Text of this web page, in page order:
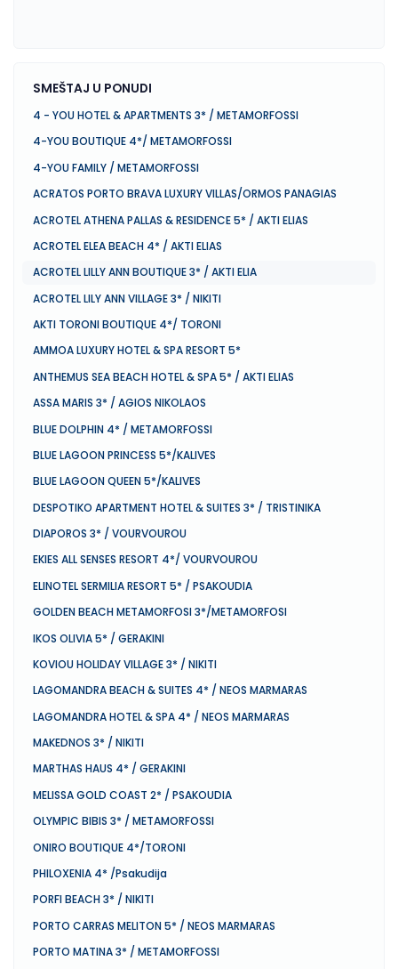
SMEŠTAJ U PONUDI
4 - YOU HOTEL & APARTMENTS 3* / METAMORFOSSI
4-YOU BOUTIQUE 4*/ METAMORFOSSI
4-YOU FAMILY / METAMORFOSSI
ACRATOS PORTO BRAVA LUXURY VILLAS/ORMOS PANAGIAS
ACROTEL ATHENA PALLAS & RESIDENCE 5* / AKTI ELIAS
ACROTEL ELEA BEACH 4* / AKTI ELIAS
ACROTEL LILLY ANN BOUTIQUE 3* / AKTI ELIA
ACROTEL LILY ANN VILLAGE 3* / NIKITI
AKTI TORONI BOUTIQUE 4*/ TORONI
AMMOA LUXURY HOTEL & SPA RESORT 5*
ANTHEMUS SEA BEACH HOTEL & SPA 5* / AKTI ELIAS
ASSA MARIS 3* / AGIOS NIKOLAOS
BLUE DOLPHIN 4* / METAMORFOSSI
BLUE LAGOON PRINCESS 5*/KALIVES
BLUE LAGOON QUEEN 5*/KALIVES
DESPOTIKO APARTMENT HOTEL & SUITES 3* / TRISTINIKA
DIAPOROS 3* / VOURVOUROU
EKIES ALL SENSES RESORT 4*/ VOURVOUROU
ELINOTEL SERMILIA RESORT 5* / PSAKOUDIA
GOLDEN BEACH METAMORFOSI 3*/METAMORFOSI
IKOS OLIVIA 5* / GERAKINI
KOVIOU HOLIDAY VILLAGE 3* / NIKITI
LAGOMANDRA BEACH & SUITES 4* / NEOS MARMARAS
LAGOMANDRA HOTEL & SPA 4* / NEOS MARMARAS
MAKEDNOS 3* / NIKITI
MARTHAS HAUS 4* / GERAKINI
MELISSA GOLD COAST 2* / PSAKOUDIA
OLYMPIC BIBIS 3* / METAMORFOSSI
ONIRO BOUTIQUE 4*/TORONI
PHILOXENIA 4* /Psakudija
PORFI BEACH 3* / NIKITI
PORTO CARRAS MELITON 5* / NEOS MARMARAS
PORTO MATINA 3* / METAMORFOSSI